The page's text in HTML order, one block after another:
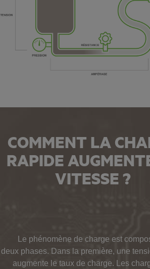
COMMENT LA
RAPIDE
VITESSE ?
Le phénomène de charge est
deux phases. Dans la première, une
augmente le taux de charge. Les